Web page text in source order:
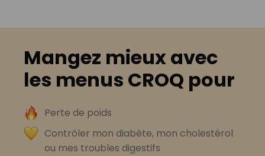
Mangez mieux avec
les menus CROQ pour
Perte de poids
Contrôler mon diabète, mon cholestérol
ou mes troubles digestifs